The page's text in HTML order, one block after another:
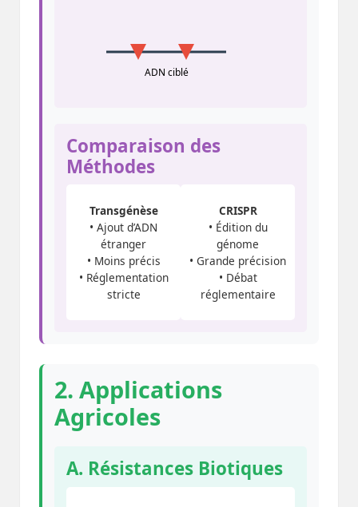
ADN ciblé
Comparaison des
Méthodes
Transgénèse
• Ajout d’ADN
étranger
• Moins précis
• Réglementation
stricte
CRISPR
• Édition du
génome
• Grande précision
• Débat
réglementaire
2. Applications
Agricoles
A. Résistances Biotiques